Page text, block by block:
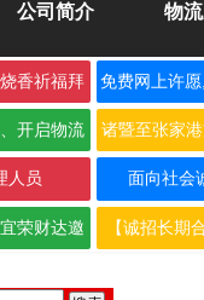
公司简介 物
香祈福拜 免费网上许
开启物流 诸暨至张家
人员 面向社会
荣财达邀 【诚招长期